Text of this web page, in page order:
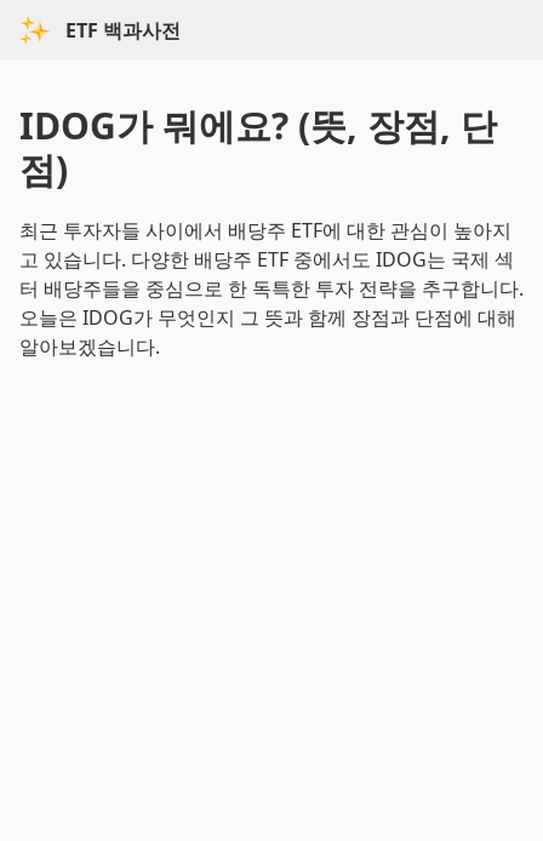
ETF 백과사전
IDOG가 뭐에요? (뜻, 장점, 단
점)
최근 투자자들 사이에서 배당주 ETF에 대한 관심이 높아지
고 있습니다. 다양한 배당주 ETF 중에서도 IDOG는 국제 섹
터 배당주들을 중심으로 한 독특한 투자 전략을 추구합니다.
오늘은 IDOG가 무엇인지 그 뜻과 함께 장점과 단점에 대해
알아보겠습니다.